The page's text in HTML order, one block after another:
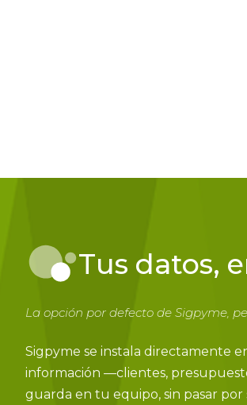
Tus datos,
La opción por defecto de Sigpyme,
Sigpyme se instala directamente
información —clientes,
guarda en tu equipo, sin pasar por